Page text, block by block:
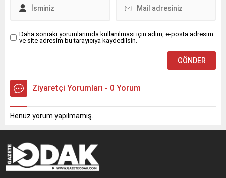
Daha sonraki yorumlarımda kullanılması için adım, e-posta adresim
ve site adresim bu tarayıcıya kaydedilsin.
Ziyaretçi Yorumları - 0 Yorum
Henüz yorum yapılmamış.